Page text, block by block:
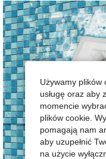
Używamy plików
usługę oraz aby
momencie
plików cookie.
pomagają nam
aby uzupełnić
na użycie